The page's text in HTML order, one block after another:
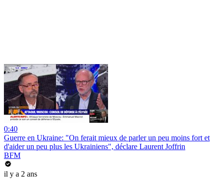
0:40
Guerre en Ukraine: "On ferait mieux de parler un peu moins fort et
d'aider un peu plus les Ukrainiens", déclare Laurent Joffrin
BFM
il y a 2 ans